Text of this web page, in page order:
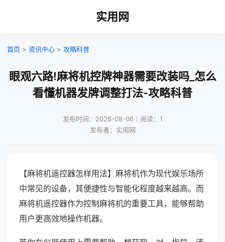
实用网
首页 > 资讯中心 > 攻略科普
眼观六路!麻将机控牌神器需要改装吗_怎么
看懂机器发牌调整打法-攻略科普
发布时间：2026-08-06｜阅读：1
发布者：实用网
【麻将机遥控器怎样用法】麻将机作为现代娱乐场所
中常见的设备，其便捷性与智能化程度越来越高。而
麻将机遥控器作为控制麻将机的重要工具，能够帮助
用户更高效地操作机器。